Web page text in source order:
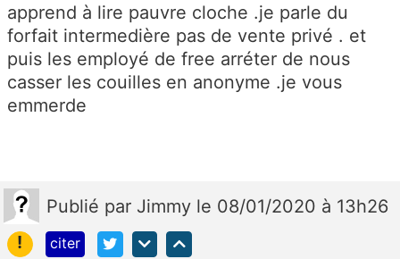
apprend à lire pauvre cloche .je parle du
forfait intermedière pas de vente privé . et
puis les employé de free arréter de nous
casser les couilles en anonyme .je vous
emmerde
Publié par Jimmy le 08/01/2020 à 13h26
!
citer